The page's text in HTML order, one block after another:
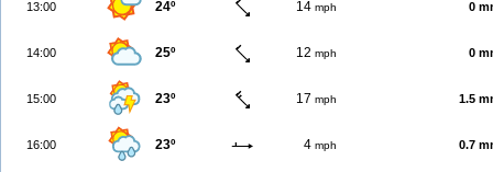
13:00 24º 14 mph 0
14:00 25º 12 mph 0
15:00 23º 17 mph 1.5
16:00 23º 4 mph 0.7